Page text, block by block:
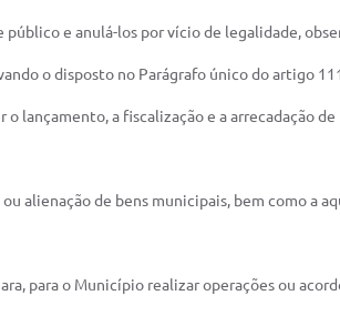
e anulá-los por vício de legalidade,
o disposto no Parágrafo único do artigo
lançamento, a fiscalização e a arrecadação
alienação de bens municipais, bem como a
para o Município realizar operações ou